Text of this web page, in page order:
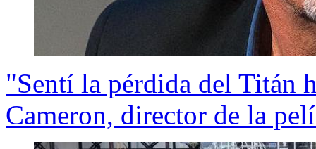
"Sentí la pérdida del Titán
Cameron, director de la